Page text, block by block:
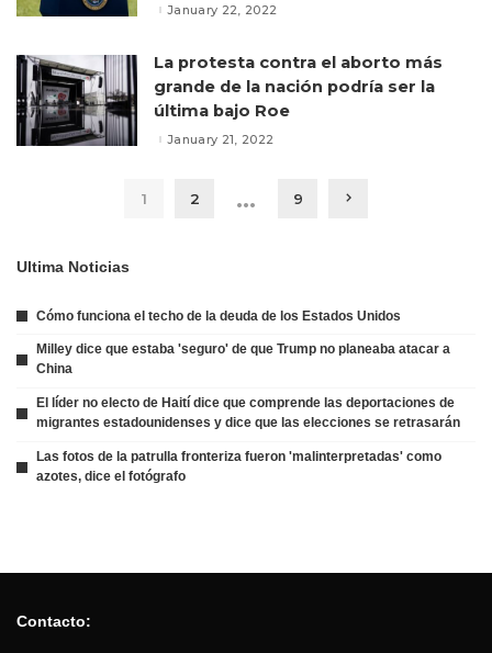
January 22, 2022
La protesta contra el aborto más
grande de la nación podría ser la
última bajo Roe
January 21, 2022
1 2 … 9
Ultima Noticias
Cómo funciona el techo de la deuda de los Estados Unidos
Milley dice que estaba 'seguro' de que Trump no planeaba atacar a
China
El líder no electo de Haití dice que comprende las deportaciones de
migrantes estadounidenses y dice que las elecciones se retrasarán
Las fotos de la patrulla fronteriza fueron 'malinterpretadas' como
azotes, dice el fotógrafo
Contacto: